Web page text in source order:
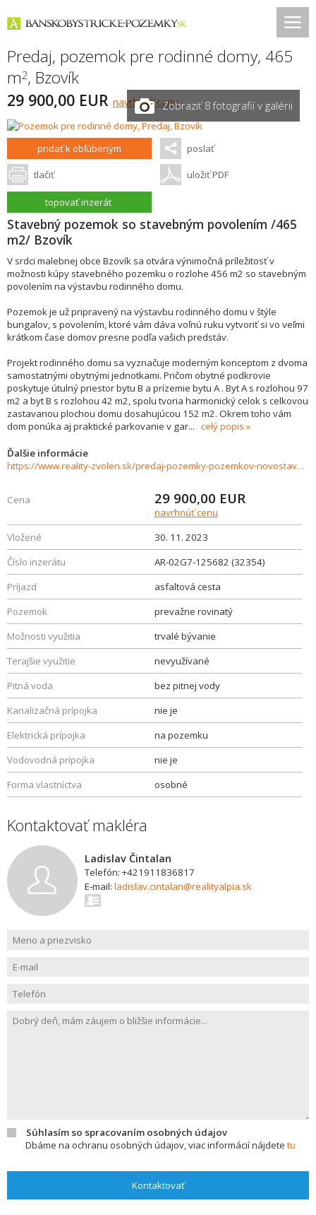
Predaj, pozemok pre rodinné domy, 465
m2, Bzovík
29 900,00 EUR navrhnúť cenuZobraziť 8 fotografií v galérii
pridať k obľúbeným poslať
tlačiť uložiť PDF
topovať inzerát
Stavebný pozemok so stavebným povolením /465
m2/ Bzovík
V srdci malebnej obce Bzovík sa otvára výnimočná príležitosť v
možnosti kúpy stavebného pozemku o rozlohe 456 m2 so stavebným
povolením na výstavbu rodinného domu.
Pozemok je už pripravený na výstavbu rodinného domu v štýle
bungalov, s povolením, ktoré vám dáva voľnú ruku vytvoriť si vo veľmi
krátkom čase domov presne podľa vašich predstáv.
Projekt rodinného domu sa vyznačuje moderným konceptom z dvoma
samostatnými obytnými jednotkami. Pričom obytné podkrovie
poskytuje útulný priestor bytu B a prízemie bytu A . Byt A s rozlohou 97
m2 a byt B s rozlohou 42 m2, spolu tvoria harmonický celok s celkovou
zastavanou plochou domu dosahujúcou 152 m2. Okrem toho vám
dom ponúka aj praktické parkovanie v gar... celý popis
Ďalšie informácie
https://www.reality-zvolen.sk/predaj-pozemky-pozemkov-novostavby/Stavebny-pozemok-so-stavebnym-povolenim-465-m2-Bzovik-32354/?utm_source=areality&utm_medium=xml&utm_term=32354&utm_content=chalupa&utm_campaign=portaly
Cena 29 900,00 EUR
navrhnúť cenu
Vložené
30. 11. 2023
Číslo inzerátu
AR-02G7-125682 (32354)
Príjazd
asfaltová cesta
Pozemok
prevažne rovinatý
Možnosti využitia
trvalé bývanie
Terajšie využitie
nevyužívané
Pitná voda
bez pitnej vody
Kanalizačná prípojka
nie je
Elektrická prípojka
na pozemku
Vodovodná prípojka
nie je
Forma vlastníctva
osobné
Kontaktovať makléra
Ladislav Čintalan
Telefón: +421911836817
E-mail: ladislav.cintalan@realityalpia.sk
Súhlasím so spracovaním osobných údajov
Dbáme na ochranu osobných údajov, viac informácií nájdete tu
Kontaktovať